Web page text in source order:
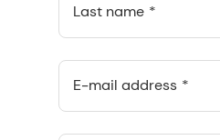
Last name
E-mail address